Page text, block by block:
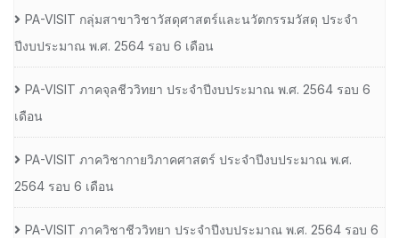
PA-VISIT กลุ่มสาขาวิชาวัสดุศาสตร์และนวัตกรรมวัสดุ ประจำ
ปีงบประมาณ พ.ศ. 2564 รอบ 6 เดือน
PA-VISIT ภาคจุลชีววิทยา ประจำปีงบประมาณ พ.ศ. 2564 รอบ 6
เดือน
PA-VISIT ภาควิชากายวิภาคศาสตร์ ประจำปีงบประมาณ พ.ศ.
2564 รอบ 6 เดือน
PA-VISIT ภาควิชาชีววิทยา ประจำปีงบประมาณ พ.ศ. 2564 รอบ 6